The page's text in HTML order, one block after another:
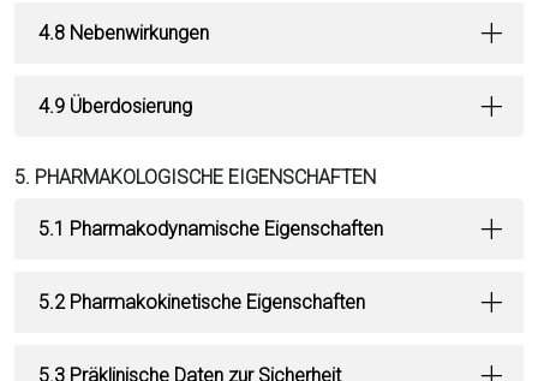
4.8 Nebenwirkungen
4.9 Überdosierung
5. PHARMAKOLOGISCHE EIGENSCHAFTEN
5.1 Pharmakodynamische Eigenschaften
5.2 Pharmakokinetische Eigenschaften
5.3 Präklinische Daten zur Sicherheit